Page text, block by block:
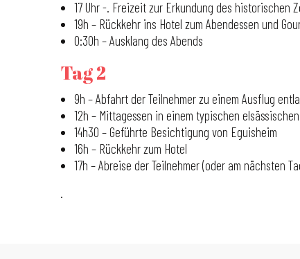
17 Uhr -. Freizeit zur Erkundung des historischen
19h – Rückkehr ins Hotel zum Abendessen und
0:30h – Ausklang des Abends
Tag 2
9h – Abfahrt der Teilnehmer zu einem Ausflug
12h – Mittagessen in einem typischen
14h30 – Geführte Besichtigung von Eguisheim
16h – Rückkehr zum Hotel
17h – Abreise der Teilnehmer (oder am nächsten
.